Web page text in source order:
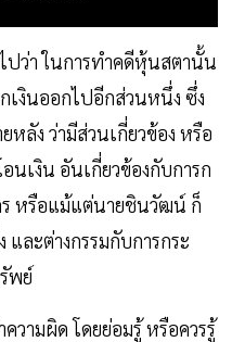
ปว่า ในการทำคดีหุ้นสตานั้น
งินออกไปอีกส่วนหนึ่ง ซึ่ง
หลัง ว่ามีส่วนเกี่ยวข้อง หรือ
นเงิน อันเกี่ยวข้องกับการก
ร หรือแม้แต่นายชินวัฒน์ ก็
ละต่างกรรมกับการกระ
พย์
วามผิด โดยย่อมรู้ หรือควรรู้